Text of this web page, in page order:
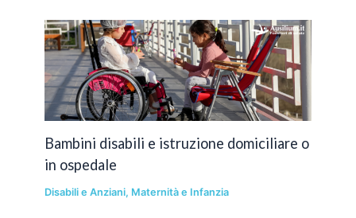
Bambini disabili e istruzione domiciliare o
in ospedale
Disabili e Anziani, Maternità e Infanzia